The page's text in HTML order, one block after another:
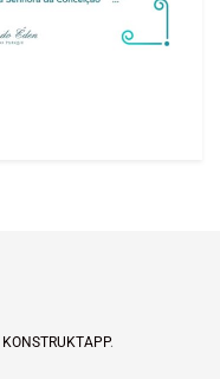
KONSTRUKTAPP.